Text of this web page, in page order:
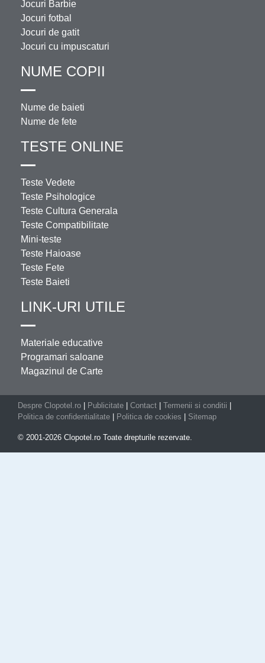
Jocuri Barbie
Jocuri fotbal
Jocuri de gatit
Jocuri cu impuscaturi
NUME COPII
Nume de baieti
Nume de fete
TESTE ONLINE
Teste Vedete
Teste Psihologice
Teste Cultura Generala
Teste Compatibilitate
Mini-teste
Teste Haioase
Teste Fete
Teste Baieti
LINK-URI UTILE
Materiale educative
Programari saloane
Magazinul de Carte
Despre Clopotel.ro Publicitate Contact Termenii si conditii
Politica de confidentialitate
Politica de cookies Sitemap
© 2001-2026 Clopotel.ro Toate drepturile rezervate.